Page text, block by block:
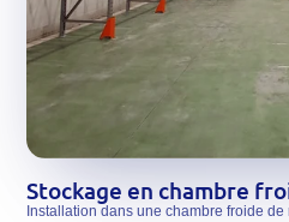
Stockage en chambre
Installation dans une chambre froide de